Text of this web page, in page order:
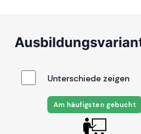
Unterschiede zeigen
Am häufigsten gebucht